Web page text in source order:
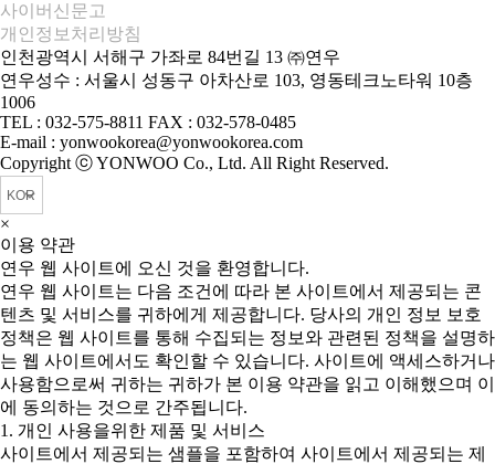
사이버신문고
개인정보처리방침
인천광역시 서해구 가좌로 84번길 13 ㈜연우
연우성수 : 서울시 성동구 아차산로 103, 영동테크노타워 10층
1006
TEL : 032-575-8811 FAX : 032-578-0485
E-mail : yonwookorea@yonwookorea.com
Copyright ⓒ YONWOO Co., Ltd. All Right Reserved.
×
이용 약관
연우 웹 사이트에 오신 것을 환영합니다.
연우 웹 사이트는 다음 조건에 따라 본 사이트에서 제공되는 콘
텐츠 및 서비스를 귀하에게 제공합니다. 당사의 개인 정보 보호
정책은 웹 사이트를 통해 수집되는 정보와 관련된 정책을 설명하
는 웹 사이트에서도 확인할 수 있습니다. 사이트에 액세스하거나
사용함으로써 귀하는 귀하가 본 이용 약관을 읽고 이해했으며 이
에 동의하는 것으로 간주됩니다.
1. 개인 사용을위한 제품 및 서비스
사이트에서 제공되는 샘플을 포함하여 사이트에서 제공되는 제